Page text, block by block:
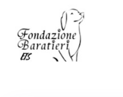
content